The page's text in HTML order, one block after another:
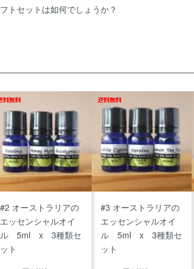
トセットは如何でしょうか？
#2 オーストラリアの
エッセンシャルオイ
ル 5ml x 3種類セ
ット
#3 オーストラリアの
エッセンシャルオイ
ル 5ml x 3種類セ
ット